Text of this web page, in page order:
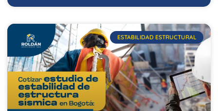
ESTABILIDAD ESTRUCTURAL